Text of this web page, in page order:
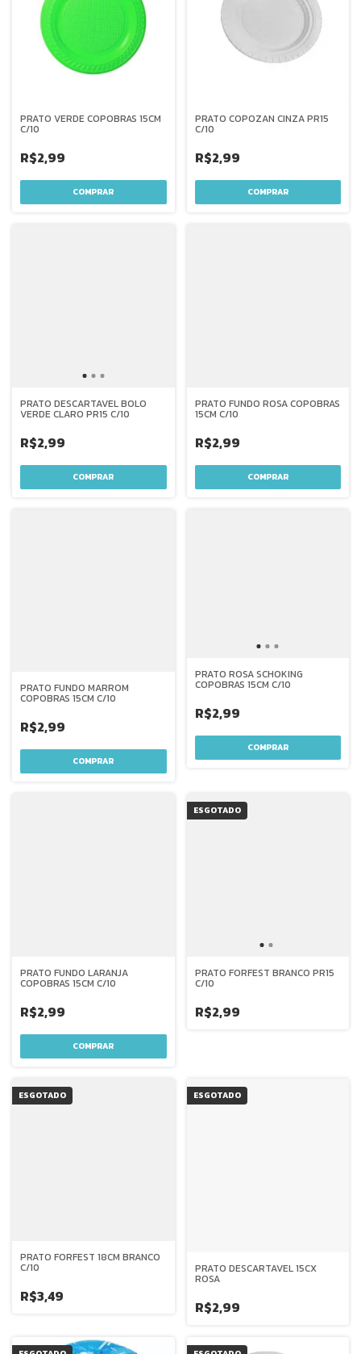
PRATO VERDE COPOBRAS 15CM
C/10
R$2,99
PRATO COPOZAN CINZA PR15
C/10
R$2,99
PRATO DESCARTAVEL BOLO
VERDE CLARO PR15 C/10
R$2,99
PRATO FUNDO ROSA COPOBRAS
15CM C/10
R$2,99
PRATO FUNDO MARROM
COPOBRAS 15CM C/10
R$2,99
PRATO ROSA SCHOKING
COPOBRAS 15CM C/10
R$2,99
PRATO FUNDO LARANJA
COPOBRAS 15CM C/10
R$2,99
ESGOTADO
PRATO FORFEST BRANCO PR15
C/10
R$2,99
ESGOTADO
PRATO FORFEST 18CM BRANCO
C/10
R$3,49
ESGOTADO
PRATO DESCARTAVEL 15CX
ROSA
R$2,99